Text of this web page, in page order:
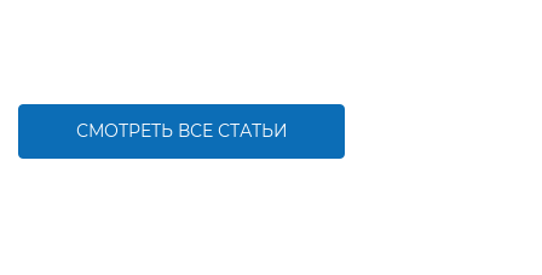
СМОТРЕТЬ ВСЕ СТАТЬИ